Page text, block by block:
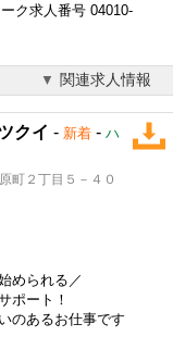
ク求人番号 04010-
関連求人情報
クイ - 新着 - ハ
町２丁目５－４０
められる／
ポート！
のあるお仕事です